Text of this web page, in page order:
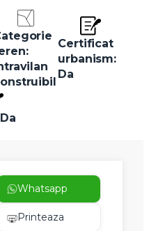
Certificat
urbanism:
Da
Whatsapp
Printeaza